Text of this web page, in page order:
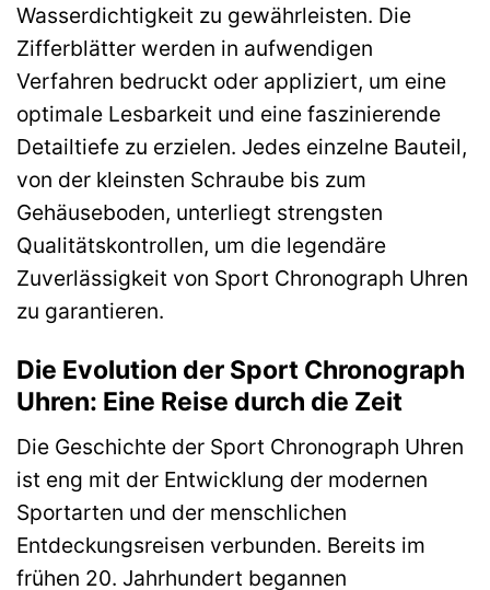
Wasserdichtigkeit zu gewährleisten. Die
Zifferblätter werden in aufwendigen
Verfahren bedruckt oder appliziert, um eine
optimale Lesbarkeit und eine faszinierende
Detailtiefe zu erzielen. Jedes einzelne Bauteil,
von der kleinsten Schraube bis zum
Gehäuseboden, unterliegt strengsten
Qualitätskontrollen, um die legendäre
Zuverlässigkeit von Sport Chronograph Uhren
zu garantieren.
Die Evolution der Sport Chronograph
Uhren: Eine Reise durch die Zeit
Die Geschichte der Sport Chronograph Uhren
ist eng mit der Entwicklung der modernen
Sportarten und der menschlichen
Entdeckungsreisen verbunden. Bereits im
frühen 20. Jahrhundert begannen